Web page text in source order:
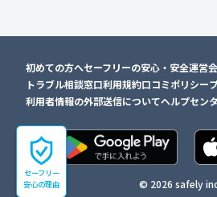
セーフリー
安心の理由
初めての方へセーフリーの安心・安全運営
トラブル相談窓口利用規約口コミポリシー
利用者情報の外部送信についてヘルプセン
© 2026 safely